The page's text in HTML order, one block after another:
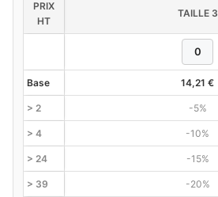
PRIX
HT
TAILLE 3
Base 14,21 €
> 2 -5%
> 4 -10%
> 24 -15%
> 39 -20%